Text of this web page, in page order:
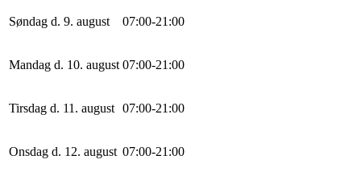
Søndag d. 9. august 07:00-21 :00
Mandag d. 10. august 07:00-21 :00
Tirsdag d. 11. august 07:00-21 :00
Onsdag d. 12. august 07:00-21 :00